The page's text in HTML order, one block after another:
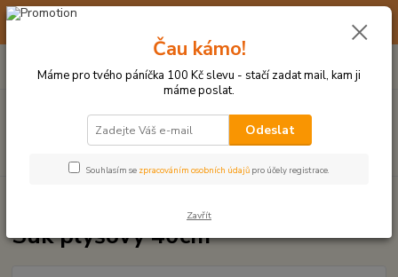
☀️ 10. - 14. SRPNA 2026 MÁME DOVOLENOU ☀️ OBJEDNÁVKY
po–pá: 9–17 hod.
za0 Kč
Suk plyšový 40cm
Čau kámo!
Máme pro tvého páníčka 100 Kč slevu - stačí zadat mail, kam ji
máme poslat.
Odeslat
Souhlasím se zpracováním osobních údajů pro účely registrace.
Zavřít